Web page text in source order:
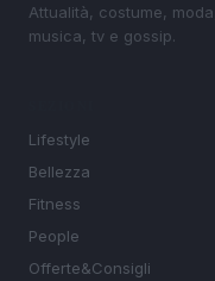
Attualità, costume,
musica, tv e gossip.
Lifestyle
Bellezza
Fitness
People
Offerte&Consigli